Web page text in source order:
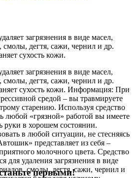
загрязнения в виде масел,
смолы, дегтя, сажи, чернил и др.
сухость кожи.
загрязнения в виде масел,
смолы, дегтя, сажи, чернил и др.
сухость кожи. Информация: При
средой – вы травмируете
старению. Используя средство
любой «грязной» работой вы имеете
руки в хорошем состоянии.
в любой ситуации, не стесняясь
представляет из себя –
молочного цвета. Средство
для удаления загрязнения в виде
смолы, дегтя, сажи, чернил и
первыми!